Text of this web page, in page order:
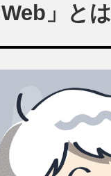
」とは